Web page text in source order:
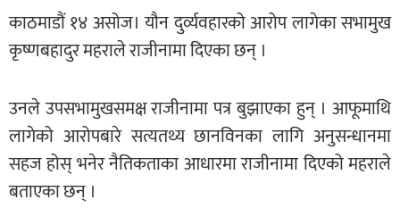
काठमाडौं १४ असोज। यौन दुर्व्यवहारको आरोप लागेका सभामुख
कृष्णबहादुर महराले राजीनामा दिएका छन् ।
उनले उपसभामुखसमक्ष राजीनामा पत्र बुझाएका हुन् । आफूमाथि
लागेको आरोपबारे सत्यतथ्य छानविनका लागि अनुसन्धानमा
सहज होस् भनेर नैतिकताका आधारमा राजीनामा दिएको महराले
बताएका छन् ।